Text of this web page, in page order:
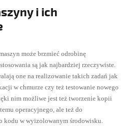
i ich
może brzmieć odrobinę
są jak najbardziej rzeczywiste.
one na realizowanie takich zadań jak
w chmurze czy też testowanie nowego
nim możliwe jest też tworzenie kopii
operacyjnego, ale też do
kodu w wyizolowanym środowisku.